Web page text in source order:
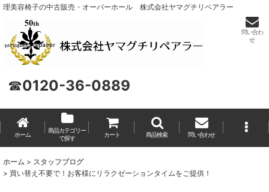
理美容椅子の中古販売・オーバーホール 株式会社ヤマグチリペアラー
☎0120-36-0889
問い合わ
せ
ホーム
商品カテゴリー
で探す
カート 商品検索 問い合わせ
ホーム > スタッフブログ
> 買い替え不要で！お客様にリラクゼーションタイムをご提供！